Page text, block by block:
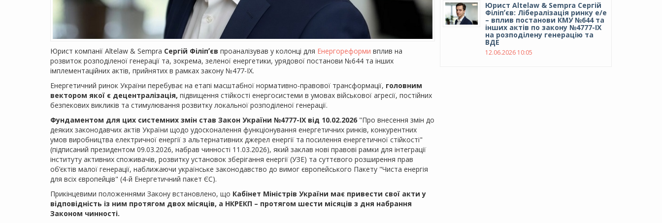
Юрист компанії Altelaw & Sempra Сергій Філіпʼєв проаналізував у колонці для Енергореформи вплив на
розвиток розподіленої генерації та, зокрема, зеленої енергетики, урядової постанови №644 та інших
імплементаційних актів, прийнятих в рамках закону №477-IX.
Енергетичний ринок України перебуває на етапі масштабної нормативно-правової трансформації, головним
вектором якої є децентралізація, підвищення стійкості енергосистеми в умовах військової агресії, постійних
безпекових викликів та стимулювання розвитку локальної розподіленої генерації.
Фундаментом для цих системних змін став Закон України №4777-IX від 10.02.2026 "Про внесення змін до
деяких законодавчих актів України щодо удосконалення функціонування енергетичних ринків, конкурентних
умов виробництва електричної енергії з альтернативних джерел енергії та посилення енергетичної стійкості"
(підписаний президентом 09.03.2026, набрав чинності 11.03.2026), який заклав нові правові рамки для інтеграції
інституту активних споживачів, розвитку установок зберігання енергії (УЗЕ) та суттєвого розширення прав
об’єктів малої генерації, наближаючи українське законодавство до вимог європейського Пакету "Чиста енергія
для всіх європейців" (4-й Енергетичний пакет ЄС).
Прикінцевими положеннями Закону встановлено, що Кабінет Міністрів України має привести свої акти у
відповідність із ним протягом двох місяців, а НКРЕКП – протягом шести місяців з дня набрання
Законом чинності.
Юрист Altelaw & Sempra Сергій
Філіпʼєв: Лібералізація ринку е/е
– вплив постанови КМУ №644 та
інших актів по закону №4777-IX
на розподілену генерацію та
ВДЕ
12.06.2026 10:05